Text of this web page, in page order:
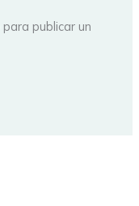
para publicar un